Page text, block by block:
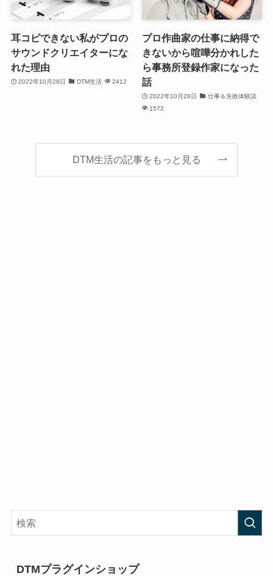
耳コピできない私がプロの
サウンドクリエイターにな
れた理由
2022年10月28日 DTM生活 2412
プロ作曲家の仕事に納得で
きないから喧嘩分かれした
ら事務所登録作家になった
話
2022年10月28日
仕事＆失敗体験談
1572
DTM生活の記事をもっと見る
DTMプラグインショップ